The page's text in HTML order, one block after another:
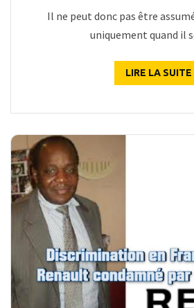
Il ne peut donc pas être
uniquement quand il
LIRE LA SUITE